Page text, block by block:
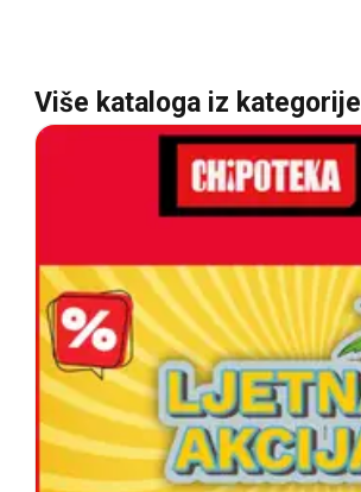
Više kataloga iz kategorije